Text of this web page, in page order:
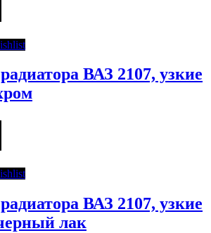
ВАЗ 2107, узкие
ВАЗ 2107, узкие
лак